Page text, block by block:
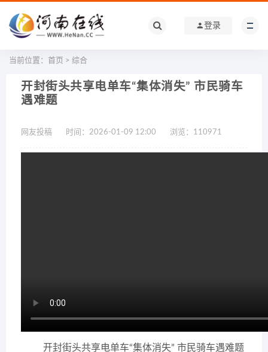
登录
当前位置： 首页 > 综合
开封街头共享电单车“集体消失” 市民骑车
遇难题
网友投稿 时间：2026-01-09 12:00 浏览： 110971
开封街头共享电单车“集体消失” 市民骑车遇难题